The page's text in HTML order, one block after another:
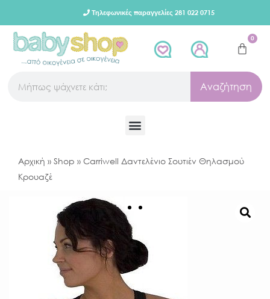
Τηλεφωνικές παραγγελίες 281 022 0715
0
Αναζήτηση
Αρχική » Shop » Carriwell Δαντελένιο Σουτιέν Θηλασμού
Κρουαζέ